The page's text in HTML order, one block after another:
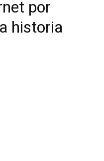
por
historia